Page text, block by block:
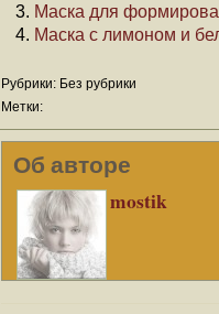
Маска для
Маска с лимоном и
Рубрики: Без рубрики
Метки:
Об авторе
mostik